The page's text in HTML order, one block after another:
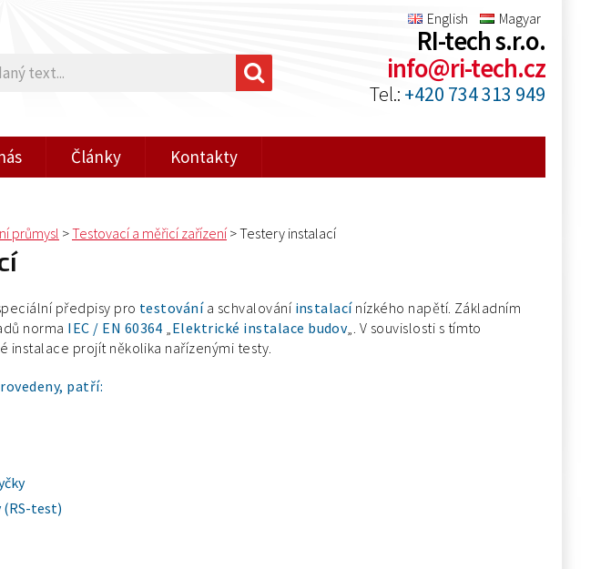
English Magyar
RI-tech s.r.o.
info@ri-tech.cz
Tel.: +420 734 313 949
Články Kontakty
průmysl >Testovací a měřicí zařízení >Testery instalací
předpisy pro testovánía schvalování instalacínízkého napětí. Základním
norma IEC / EN 60364 „Elektrické instalace budov„. V souvislosti s tímto
instalace projít několika nařízenými testy.
patří:
(RS-test)